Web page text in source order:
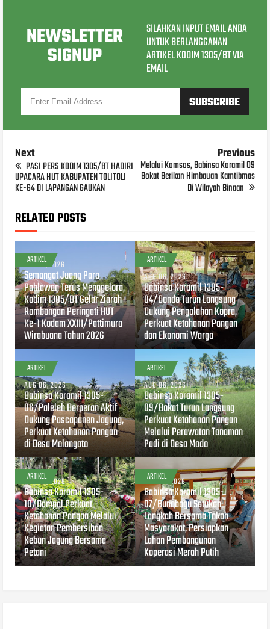
NEWSLETTER
SIGNUP
SILAHKAN INPUT EMAIL ANDA
UNTUK BERLANGGANAN
ARTIKEL KODIM 1305/BT VIA
EMAIL
Next
PASI PERS KODIM 1305/BT HADIRI
UPACARA HUT KABUPATEN TOLITOLI
KE-64 DI LAPANGAN GAUKAN
Previous
Melalui Komsos, Babinsa Koramil 09
Bokat Berikan Himbauan Kamtibmas
Di Wilayah Binaan
RELATED POSTS
ARTIKEL
AUG 07, 2026
Semangat Juang Para
Pahlawan Terus Menggelora,
Kodim 1305/BT Gelar Ziarah
Rombongan Peringati HUT
Ke-1 Kodam XXIII/Pattimura
Wirabuana Tahun 2026
ARTIKEL
AUG 06, 2026
Babinsa Koramil 1305-
04/Dondo Turun Langsung
Dukung Pengolahan Kopra,
Perkuat Ketahanan Pangan
dan Ekonomi Warga
ARTIKEL
AUG 06, 2026
Babinsa Koramil 1305-
06/Paleleh Berperan Aktif
Dukung Pascapanen Jagung,
Perkuat Ketahanan Pangan
di Desa Molangato
ARTIKEL
AUG 06, 2026
Babinsa Koramil 1305-
09/Bokat Turun Langsung
Perkuat Ketahanan Pangan
Melalui Perawatan Tanaman
Padi di Desa Modo
ARTIKEL
AUG 04, 2026
Babinsa Koramil 1305-
10/Dampal Perkuat
Ketahanan Pangan Melalui
Kegiatan Pembersihan
Kebun Jagung Bersama
Petani
ARTIKEL
AUG 04, 2026
Babinsa Koramil 1305-
07/Bunobogu Satukan
Langkah Bersama Tokoh
Masyarakat, Persiapkan
Lahan Pembangunan
Koperasi Merah Putih